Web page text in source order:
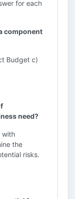
for each
component
Budget c)
need?
with
the
risks.